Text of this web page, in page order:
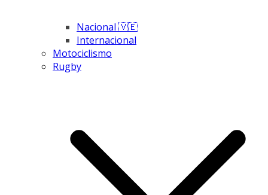
Nacional 🇻🇪
Internacional
Motociclismo
Rugby